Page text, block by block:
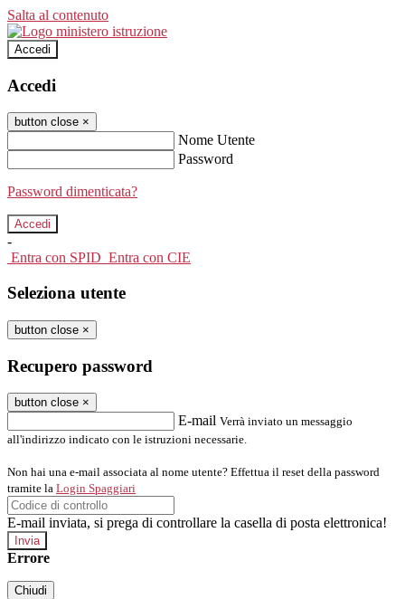
Salta al contenuto
Accedi
Accedi
button close ×
Nome Utente
Password
Password dimenticata?
-
Entra con SPID Entra con CIE
Seleziona utente
button close ×
Recupero password
button close ×
E-mail Verrà inviato un messaggio
all'indirizzo indicato con le istruzioni necessarie.
Non hai una e-mail associata al nome utente? Effettua il reset della password
tramite la Login Spaggiari
E-mail inviata, si prega di controllare la casella di posta elettronica!
Errore
Chiudi